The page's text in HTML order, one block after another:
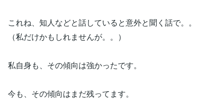
これね、知人などと話していると意外と聞く話で。。
（私だけかもしれませんが。。）
私自身も、その傾向は強かったです。
今も、その傾向はまだ残ってます。